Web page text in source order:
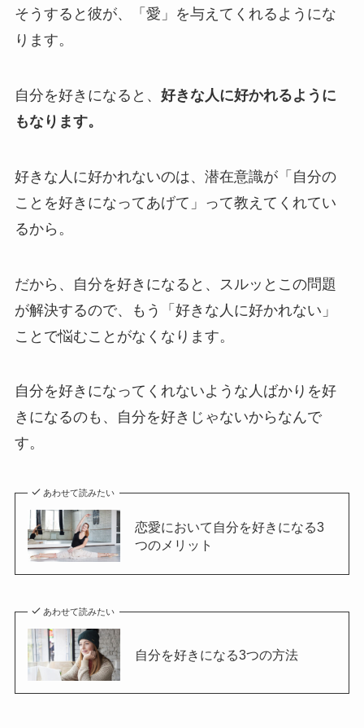
そうすると彼が、「愛」を与えてくれるようにな
ります。
自分を好きになると、 好きな人に好かれるように
もなります。
好きな人に好かれないのは、潜在意識が「自分の
ことを好きになってあげて」って教えてくれてい
るから。
だから、自分を好きになると、スルッとこの問題
が解決するので、もう「好きな人に好かれない」
ことで悩むことがなくなります。
自分を好きになってくれないような人ばかりを好
きになるのも、自分を好きじゃないからなんで
す。
あわせて読みたい
恋愛において自分を好きになる3
つのメリット
あわせて読みたい
自分を好きになる3つの方法